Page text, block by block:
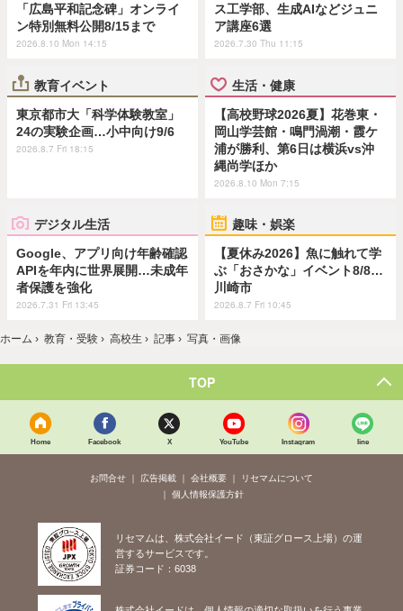
「広島平和記念碑」オンライ
ン特別無料公開8/15まで
2026.8.10 Mon 14:15
ス工学部、生成AIなどジュニ
ア講座6選
2026.7.30 Thu 11:15
教育イベント
東京都市大「科学体験教室」
24の実験企画…小中向け9/6
2026.8.7 Fri 18:15
生活・健康
【高校野球2026夏】花巻東・
岡山学芸館・鳴門渦潮・霞ケ
浦が勝利、第6日は横浜vs沖
縄尚学ほか
2026.8.10 Mon 7:15
デジタル生活
Google、アプリ向け年齢確認
APIを年内に世界展開…未成年
者保護を強化
2026.7.31 Fri 13:45
趣味・娯楽
【夏休み2026】魚に触れて学
ぶ「おさかな」イベント8/8…
川崎市
2026.8.7 Fri 10:45
ホーム › 教育・受験 › 高校生 › 記事 › 写真・画像
TOP
Home Facebook X YouTube Instagram line
お問合せ 広告掲載 会社概要
リセマムについて
個人情報保護方針
リセマムは、株式会社イード（東証グロース上場）の運
営するサービスです。
証券コード：6038